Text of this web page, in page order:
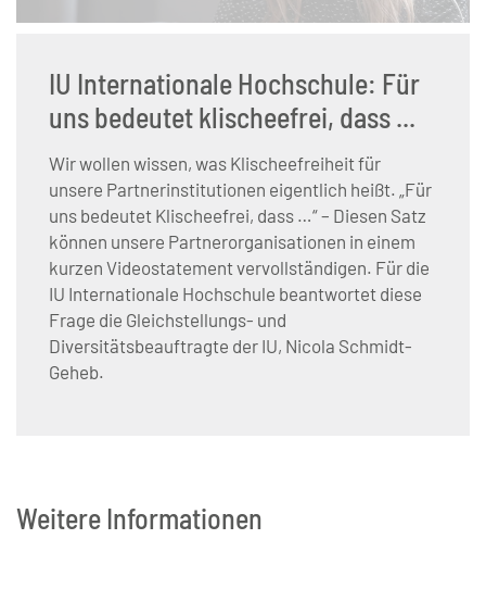
IU Internationale Hochschule: Für
uns bedeutet klischeefrei, dass ...
Wir wollen wissen, was Klischeefreiheit für
unsere Partnerinstitutionen eigentlich heißt. „Für
uns bedeutet Klischeefrei, dass …“ – Diesen Satz
können unsere Partnerorganisationen in einem
kurzen Videostatement vervollständigen. Für die
IU Internationale Hochschule beantwortet diese
Frage die Gleichstellungs- und
Diversitätsbeauftragte der IU, Nicola Schmidt-
Geheb.
Weitere Informationen